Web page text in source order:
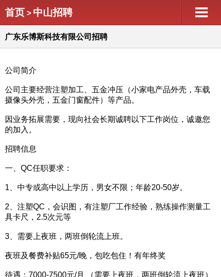
首页 > 中山招聘
广东乐博斯科技有限公司招聘
公司简介
公司主要经营注塑加工、五金冲压（小家电产品外壳，车载
摄像头外壳，五金门窗配件）等产品。
因业务拓展需要，现向社会长期诚聘以下工作岗位，诚邀您
的加入。
招聘信息
一、QC任职要求：
1、中专或高中以上学历，男女不限；年龄20-50岁。
2、注塑QC，会识图，有注塑厂工作经验，熟练操作测量工
具卡尺，2.5次元等
3、需要上夜班，两班倒轮流上班。
夜班及餐费补贴65元/晚，包吃包住！有年终奖
待遇：7000-7500元/月 （需要上夜班，两班倒轮流上夜班）